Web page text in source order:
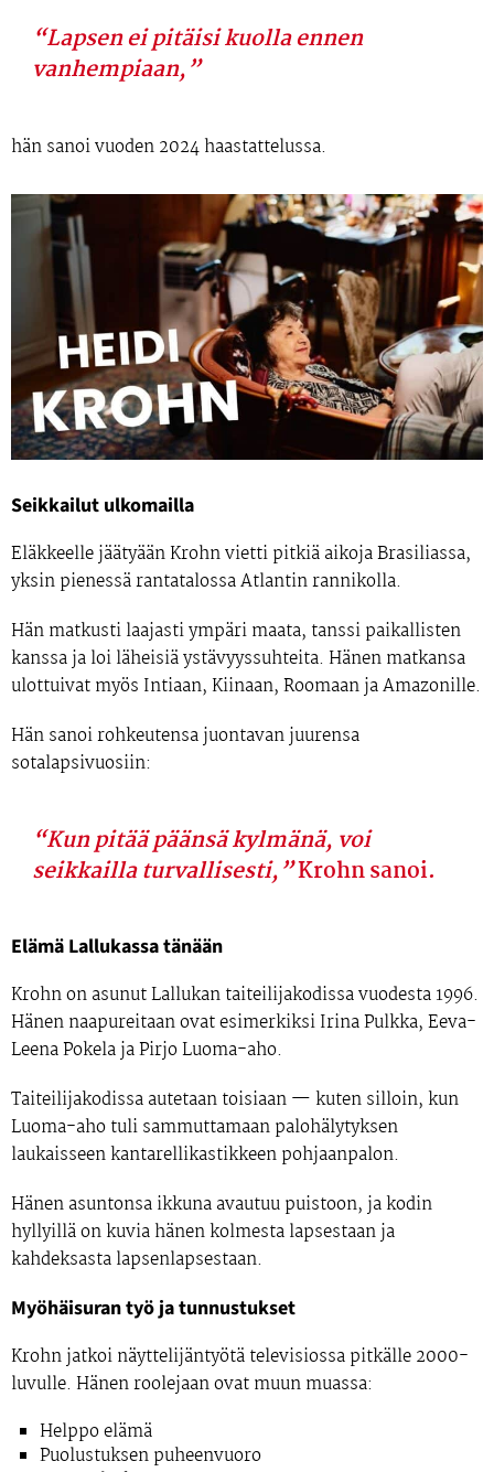
“Lapsen ei pitäisi kuolla ennen
vanhempiaan,”
hän sanoivuoden 2024 haastattelussa.
Seikkailut ulkomailla
Eläkkeelle jäätyään Krohn vietti pitkiä aikojaBrasiliassa,
yksin pienessä rantatalossa Atlantin rannikolla.
Hän matkusti laajasti ympäri maata, tanssi paikallisten
kanssa ja loi läheisiä ystävyyssuhteita. Hänen matkansa
ulottuivat myös Intiaan, Kiinaan, Roomaan ja Amazonille.
Hän sanoi rohkeutensa juontavan juurensa
sotalapsivuosiin:
“Kun pitää päänsä kylmänä, voi
seikkailla turvallisesti,”Krohn sanoi.
Elämä Lallukassa tänään
Krohn on asunutLallukan taiteilijakodissavuodesta 1996.
Hänen naapureitaan ovat esimerkiksi Irina Pulkka, Eeva-
Leena Pokela jaPirjo Luoma-aho.
Taiteilijakodissa autetaan toisiaan — kuten silloin, kun
Luoma-aho tuli sammuttamaan palohälytyksen
laukaisseen kantarellikastikkeen pohjaanpalon.
Hänen asuntonsa ikkuna avautuu puistoon, ja kodin
hyllyillä on kuvia hänen kolmesta lapsestaan ja
kahdeksasta lapsenlapsestaan.
Myöhäisuran työ ja tunnustukset
Krohn jatkoi näyttelijäntyötä televisiossa pitkälle 2000-
luvulle. Hänen roolejaan ovat muun muassa:
Helppo elämä
Puolustuksen puheenvuoro